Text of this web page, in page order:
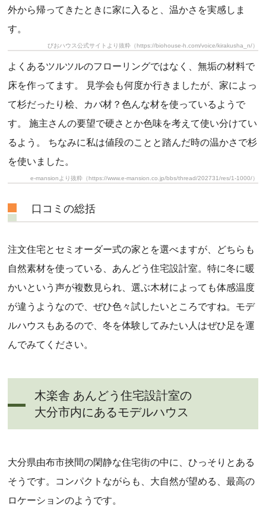
外から帰ってきたときに家に入ると、温かさを実感しま
す。
びおハウス公式サイトより抜粋（https://biohouse-h.com/voice/kirakusha_n/）
よくあるツルツルのフローリングではなく、無垢の材料で
床を作ってます。 見学会も何度か行きましたが、家によっ
て杉だったり桧、カバ材？色んな材を使っているようで
す。 施主さんの要望で硬さとか色味を考えて使い分けてい
るよう。 ちなみに私は値段のことと踏んだ時の温かさで杉
を使いました。
e-mansionより抜粋（https://www.e-mansion.co.jp/bbs/thread/202731/res/1-1000/）
口コミの総括
注文住宅とセミオーダー式の家とを選べますが、どちらも
自然素材を使っている、あんどう住宅設計室。特に冬に暖
かいという声が複数見られ、選ぶ木材によっても体感温度
が違うようなので、ぜひ色々試したいところですね。モデ
ルハウスもあるので、冬を体験してみたい人はぜひ足を運
んでみてください。
木楽舎 あんどう住宅設計室の
大分市内にあるモデルハウス
大分県由布市挾間の閑静な住宅街の中に、ひっそりとある
そうです。コンパクトながらも、大自然が望める、最高の
ロケーションのようです。